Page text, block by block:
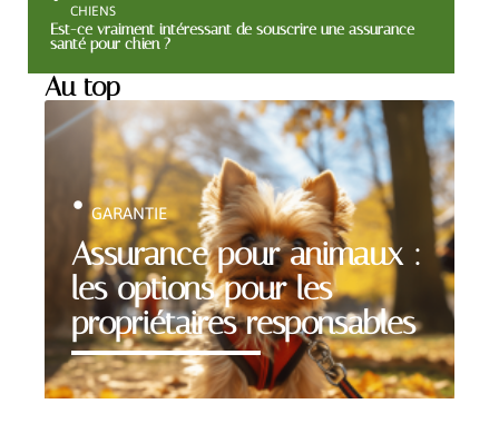
CHIENS
Est-ce vraiment intéressant de souscrire une assurance
santé pour chien ?
Au top
Assurance pour animaux :
les options pour les
propriétaires responsables
GARANTIE